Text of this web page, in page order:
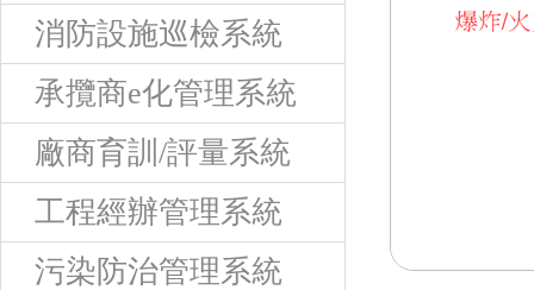
消防設施巡檢系統
承攬商e化管理系統
廠商育訓/評量系統
工程經辦管理系統
污染防治管理系統